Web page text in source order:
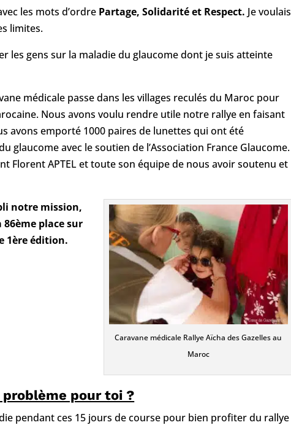
les mots d’ordre Partage, Solidarité et Respect. Je voulais
limites.
les gens sur la maladie du glaucome dont je suis atteinte
médicale passe dans les villages reculés du Maroc pour
Nous avons voulu rendre utile notre rallye en faisant
avons emporté 1000 paires de lunettes qui ont été
glaucome avec le soutien de l’Association France Glaucome.
Florent APTEL et toute son équipe de nous avoir soutenu et
Caravane médicale Rallye Aïcha des Gazelles au
Maroc
notre mission,
86ème place sur
1ère édition.
pour toi ?
pendant ces 15 jours de course pour bien profiter du rallye